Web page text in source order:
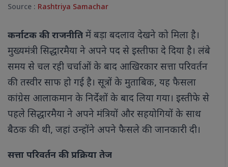
Source : Rashtriya Samachar
कर्नाटक की राजनीति में बड़ा बदलाव देखने को मिला है।
मुख्यमंत्री सिद्धारमैया ने अपने पद से इस्तीफा दे दिया है। लंबे
समय से चल रही चर्चाओं के बाद आखिरकार सत्ता परिवर्तन
की तस्वीर साफ हो गई है। सूत्रों के मुताबिक, यह फैसला
कांग्रेस आलाकमान के निर्देशों के बाद लिया गया। इस्तीफे से
पहले सिद्धारमैया ने अपने मंत्रियों और सहयोगियों के साथ
बैठक की थी, जहां उन्होंने अपने फैसले की जानकारी दी।
सत्ता परिवर्तन की प्रक्रिया तेज